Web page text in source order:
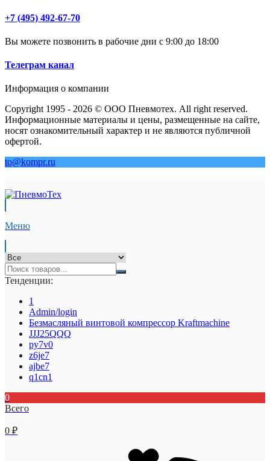
+7 (495) 492-67-70
Вы можете позвонить в рабочие дни с 9:00 до 18:00
Телеграм канал
Информация о компании
Copyright 1995 - 2026 © ООО Пневмотех. All right reserved.
Информационные материалы и цены, размещенные на сайте,
носят ознакомительный характер и не являются публичной
офертой.
to@kompr.ru
Меню
Тенденции:
1
Admin/login
Безмасляный винтовой компрессор Kraftmaсhine
JJJ25QQQ
py7v0
z6je7
ajbe7
q1cn1
0
Всего
0 ₽